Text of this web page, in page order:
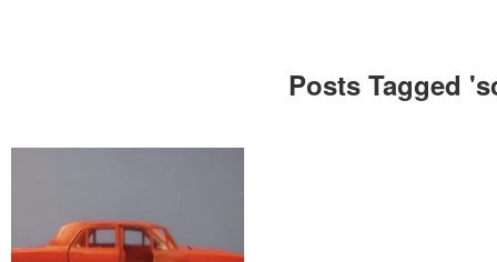
Posts Tagged '